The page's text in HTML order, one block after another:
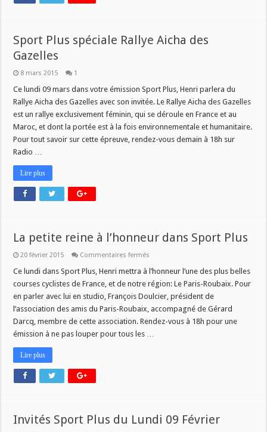
Sport Plus spéciale Rallye Aicha des
Gazelles
8 mars 2015 1
Ce lundi 09 mars dans votre émission Sport Plus, Henri parlera du
Rallye Aicha des Gazelles avec son invitée. Le Rallye Aicha des Gazelles
est un rallye exclusivement féminin, qui se déroule en France et au
Maroc, et dont la portée est à la fois environnementale et humanitaire.
Pour tout savoir sur cette épreuve, rendez-vous demain à 18h sur
Radio …
Lire plus
La petite reine à l’honneur dans Sport Plus
20 février 2015 Commentaires fermés
petite
à
l’honneur
dans
Sport
Plus
Ce lundi dans Sport Plus, Henri mettra à l’honneur l’une des plus belles
courses cyclistes de France, et de notre région: Le Paris-Roubaix. Pour
en parler avec lui en studio, François Doulcier, président de
l’association des amis du Paris-Roubaix, accompagné de Gérard
Darcq, membre de cette association. Rendez-vous à 18h pour une
émission à ne pas louper pour tous les …
Lire plus
Invités Sport Plus du Lundi 09 Février